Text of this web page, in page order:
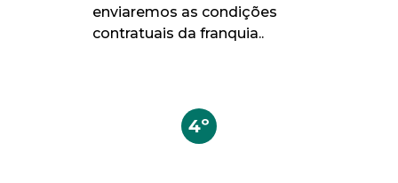
enviaremos as condições
contratuais da franquia..
4º